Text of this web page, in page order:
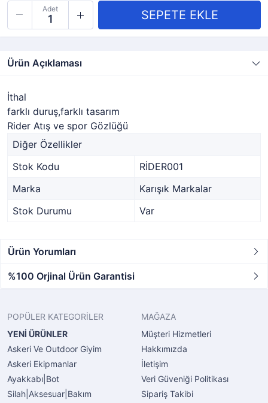
Adet
Ürün Açıklaması
İthal
farklı duruş,farklı tasarım
Rider Atış ve spor Gözlüğü
Diğer Özellikler
Stok Kodu
RİDER001
Marka
Karışık Markalar
Stok Durumu
Var
Ürün Yorumları
%100 Orjinal Ürün Garantisi
POPÜLER KATEGORİLER
YENİ ÜRÜNLER
Askeri Ve Outdoor Giyim
Askeri Ekipmanlar
Ayakkabı|Bot
Silah|Aksesuar|Bakım
MAĞAZA
Müşteri Hizmetleri
Hakkımızda
İletişim
Veri Güveniği Politikası
Sipariş Takibi